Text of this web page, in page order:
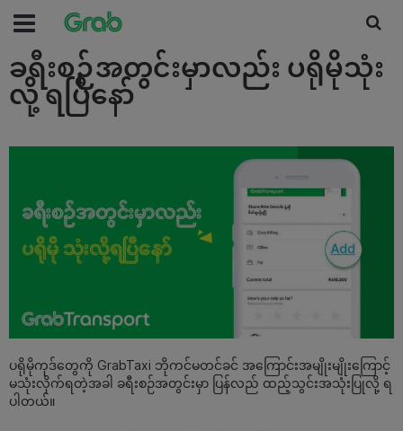
ခရီးစဉ်အတွင်းမှာလည်း ပရိုမိုသုံး
လို့ ရပြီနော်
ပရိုမိုကုဒ်တွေကို GrabTaxi ဘိုကင်မတင်ခင် အကြောင်းအမျိုးမျိုးကြောင့်
မသုံးလိုက်ရတဲ့အခါ ခရီးစဉ်အတွင်းမှာ ပြန်လည် ထည့်သွင်းအသုံးပြုလို့ ရ
ပါတယ်။